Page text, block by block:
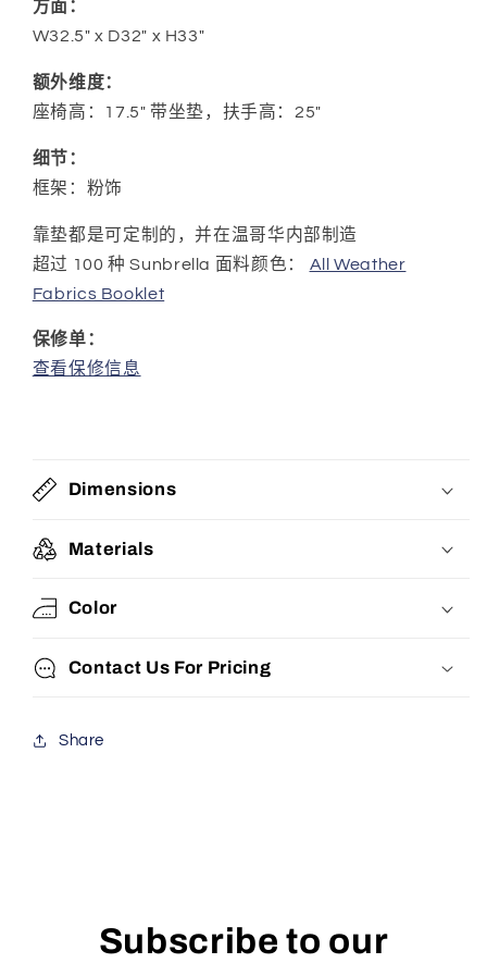
方面：
W32.5" x D32" x H33"
额外维度：
座椅高：17.5" 带坐垫，扶手高：25"
细节：
框架： 粉饰
靠垫都是可定制的，并在温哥华内部制造
超过 100 种 Sunbrella 面料颜色：
All Weather
Fabrics Booklet
保修单：
查看保修信息
Dimensions
Materials
Color
Contact Us For Pricing
Share
Subscribe to our